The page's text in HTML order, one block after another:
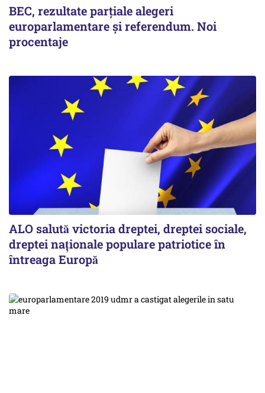
BEC, rezultate parțiale alegeri
europarlamentare și referendum. Noi
procentaje
ALO salută victoria dreptei, dreptei sociale,
dreptei naţionale populare patriotice în
întreaga Europă